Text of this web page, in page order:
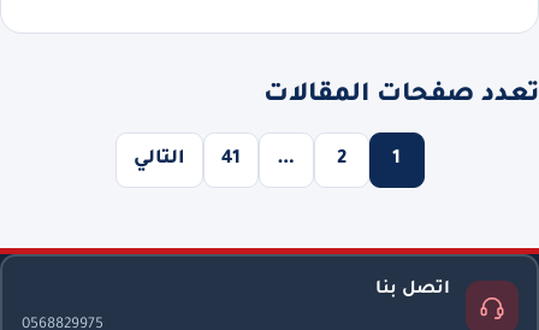
تعدد صفحات المقالات
1
2
…
41 التالي
اتصل بنا
0568829975